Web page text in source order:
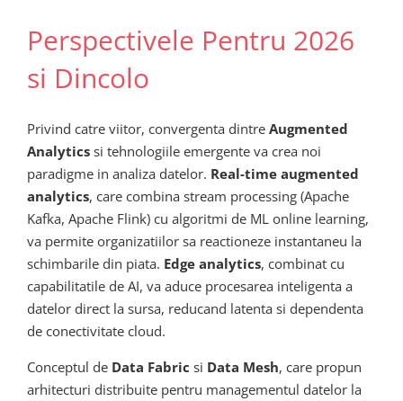
Perspectivele Pentru 2026
si Dincolo
Privind catre viitor, convergenta dintre Augmented
Analytics si tehnologiile emergente va crea noi
paradigme in analiza datelor. Real-time augmented
analytics, care combina stream processing (Apache
Kafka, Apache Flink) cu algoritmi de ML online learning,
va permite organizatiilor sa reactioneze instantaneu la
schimbarile din piata. Edge analytics, combinat cu
capabilitatile de AI, va aduce procesarea inteligenta a
datelor direct la sursa, reducand latenta si dependenta
de conectivitate cloud.
Conceptul de Data Fabric si Data Mesh, care propun
arhitecturi distribuite pentru managementul datelor la